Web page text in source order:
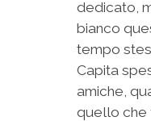
dedicato,
bianco
tempo
Capita
amiche,
quello che